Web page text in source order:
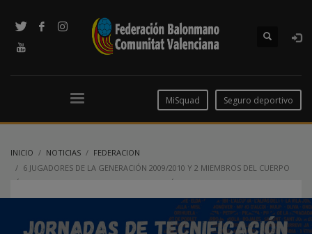
MiSquad Seguro deportivo
INICIO NOTICIAS
FEDERACION
6 JUGADORES DE LA GENERACIÓN 2009/2010 Y 2 MIEMBROS DEL CUERPO
TÉCNICO EN LAS JORNADAS DE TECNIFICACIÓN NACIONAL